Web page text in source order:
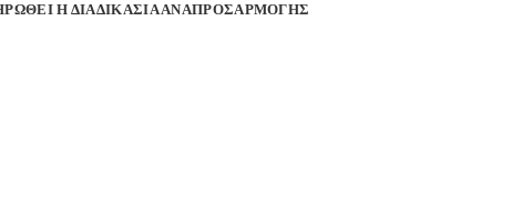
Η ΔΙΑΔΙΚΑΣΙΑ ΑΝΑΠΡΟΣΑΡΜΟΓΗΣ